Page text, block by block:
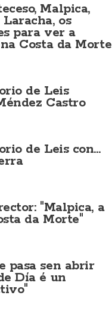
Malpica,
os
para ver a
Costa da Morte
de Leis
Castro
de Leis con...
"Malpica, a
da Morte"
pasa sen abrir
Día é un